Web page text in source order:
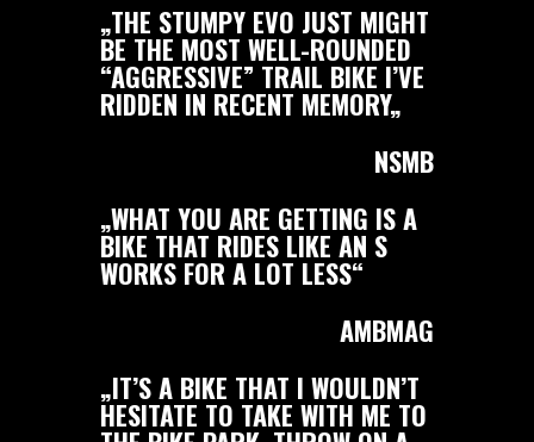
„THE STUMPY EVO JUST MIGHT
BE THE MOST WELL-ROUNDED
“AGGRESSIVE” TRAIL BIKE I’VE
RIDDEN IN RECENT MEMORY„
NSMB
„WHAT YOU ARE GETTING IS A
BIKE THAT RIDES LIKE AN S
WORKS FOR A LOT LESS“
AMBMAG
„IT’S A BIKE THAT I WOULDN’T
HESITATE TO TAKE WITH ME TO